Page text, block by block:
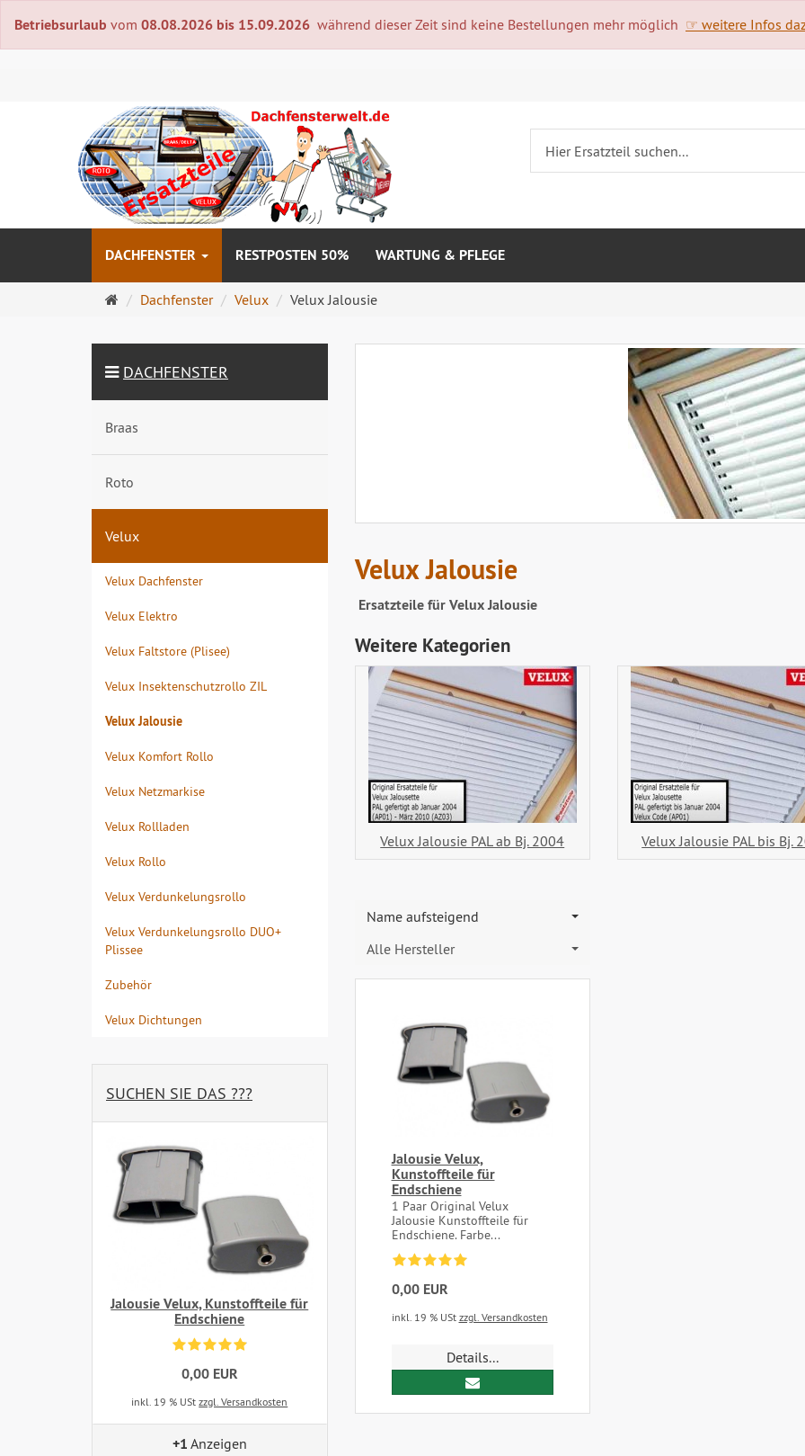
Betriebsurlaub vom 08.08.2026 bis 15.09.2026 während dieser Zeit sind keine Bestellungen mehr möglich ☞ weitere Infos
DACHFENSTER RESTPOSTEN 50% WARTUNG & PFLEGE
Startseite
Dachfenster Velux Velux Jalousie
Velux Jalousie
Ersatzteile für Velux Jalousie
Weitere Kategorien
Velux Jalousie PAL ab Bj. 2004 Velux Jalousie PAL bis Bj.
Name aufsteigend
Alle Hersteller
Jalousie Velux,
Kunstoffteile für
Endschiene
1 Paar Original Velux
Jalousie Kunstoffteile für
Endschiene. Farbe...
0,00 EUR
inkl. 19 % USt zzgl. Versandkosten
Details...
DACHFENSTER
Braas
Roto
Velux
Velux Dachfenster
Velux Elektro
Velux Faltstore (Plisee)
Velux Insektenschutzrollo ZIL
Velux Jalousie
Velux Komfort Rollo
Velux Netzmarkise
Velux Rollladen
Velux Rollo
Velux Verdunkelungsrollo
Velux Verdunkelungsrollo DUO+
Plissee
Zubehör
Velux Dichtungen
SUCHEN SIE DAS ???
Jalousie Velux, Kunstoffteile für
Endschiene
0,00 EUR
inkl. 19 % UStzzgl. Versandkosten
+1 Anzeigen